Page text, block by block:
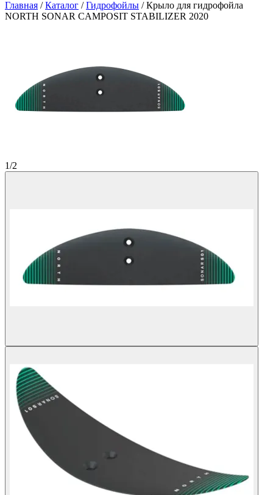
Главная /Каталог /Гидрофойлы /Крыло для гидрофойла
NORTH SONAR CAMPOSIT STABILIZER 2020
1/2